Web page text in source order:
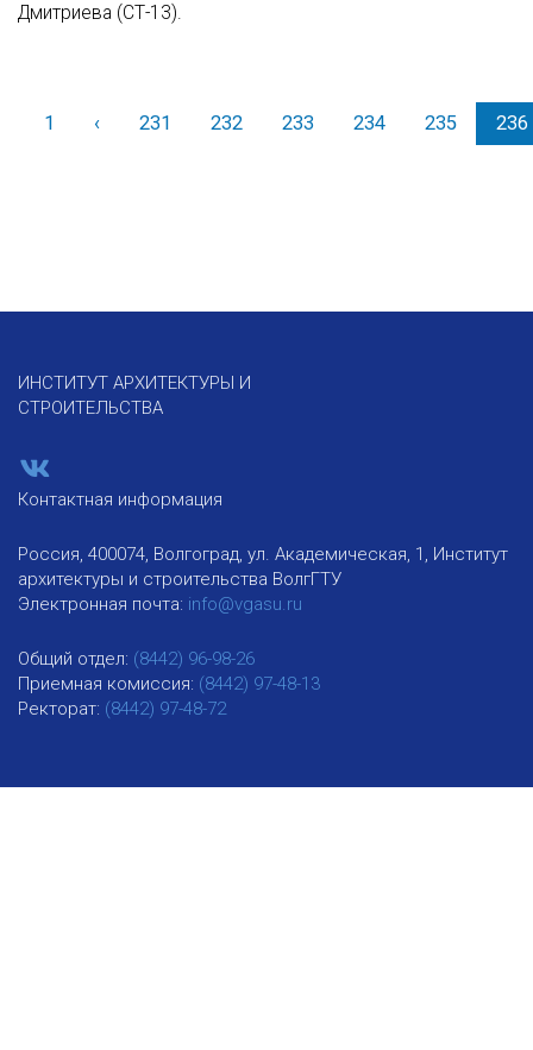
Дмитриева (СТ-13).
1 ‹Назад231 232 233 234 235 236
ИНСТИТУТ АРХИТЕКТУРЫ И
СТРОИТЕЛЬСТВА
Контактная информация
Россия, 400074, Волгоград, ул. Академическая, 1, Институт
архитектуры и строительства ВолгГТУ
Электронная почта: info@vgasu.ru
Общий отдел: (8442) 96-98-26
Приемная комиссия: (8442) 97-48-13
Ректорат: (8442) 97-48-72